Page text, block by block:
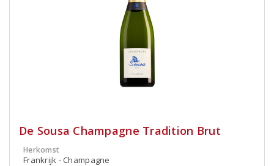
De Sousa Champagne Tradition Brut
Herkomst
Frankrijk - Champagne